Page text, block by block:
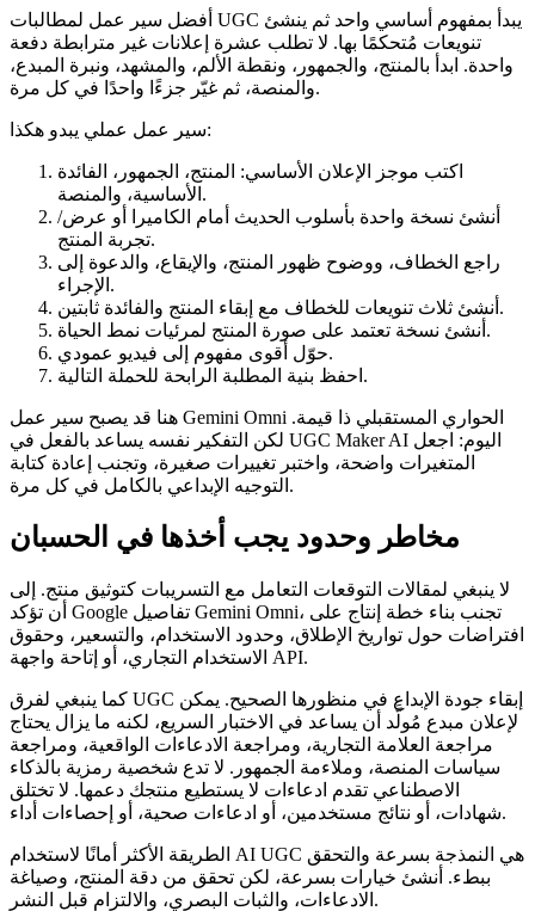
أفضل سير عمل لمطالبات UGC يبدأ بمفهوم أساسي واحد ثم ينشئ
تنويعات مُتحكمًا بها. لا تطلب عشرة إعلانات غير مترابطة دفعة
واحدة. ابدأ بالمنتج، والجمهور، ونقطة الألم، والمشهد، ونبرة المبدع،
والمنصة، ثم غيّر جزءًا واحدًا في كل مرة.
سير عمل عملي يبدو هكذا:
اكتب موجز الإعلان الأساسي: المنتج، الجمهور، الفائدة
الأساسية، والمنصة.
أنشئ نسخة واحدة بأسلوب الحديث أمام الكاميرا أو عرض/
تجربة المنتج.
راجع الخطاف، ووضوح ظهور المنتج، والإيقاع، والدعوة إلى
الإجراء.
أنشئ ثلاث تنويعات للخطاف مع إبقاء المنتج والفائدة ثابتين.
أنشئ نسخة تعتمد على صورة المنتج لمرئيات نمط الحياة.
حوّل أقوى مفهوم إلى فيديو عمودي.
احفظ بنية المطلبة الرابحة للحملة التالية.
هنا قد يصبح سير عمل Gemini Omni الحواري المستقبلي ذا قيمة.
لكن التفكير نفسه يساعد بالفعل في UGC Maker AI اليوم: اجعل
المتغيرات واضحة، واختبر تغييرات صغيرة، وتجنب إعادة كتابة
التوجيه الإبداعي بالكامل في كل مرة.
مخاطر وحدود يجب أخذها في الحسبان
لا ينبغي لمقالات التوقعات التعامل مع التسريبات كتوثيق منتج. إلى
أن تؤكد Google تفاصيل Gemini Omni، تجنب بناء خطة إنتاج على
افتراضات حول تواريخ الإطلاق، وحدود الاستخدام، والتسعير، وحقوق
الاستخدام التجاري، أو إتاحة واجهة API.
كما ينبغي لفرق UGC إبقاء جودة الإبداع في منظورها الصحيح. يمكن
لإعلان مبدع مُولَّد أن يساعد في الاختبار السريع، لكنه ما يزال يحتاج
مراجعة العلامة التجارية، ومراجعة الادعاءات الواقعية، ومراجعة
سياسات المنصة، وملاءمة الجمهور. لا تدع شخصية رمزية بالذكاء
الاصطناعي تقدم ادعاءات لا يستطيع منتجك دعمها. لا تختلق
شهادات، أو نتائج مستخدمين، أو ادعاءات صحية، أو إحصاءات أداء.
الطريقة الأكثر أمانًا لاستخدام AI UGC هي النمذجة بسرعة والتحقق
ببطء. أنشئ خيارات بسرعة، لكن تحقق من دقة المنتج، وصياغة
الادعاءات، والثبات البصري، والالتزام قبل النشر.